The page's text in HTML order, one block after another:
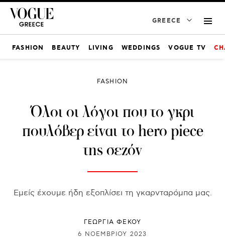
GREECE
FASHION BEAUTY LIVING WEDDINGS VOGUE TV
FASHION
Όλοι οι λόγοι που το γκρι
πουλόβερ είναι το hero piece
της σεζόν
Εμείς έχουμε ήδη εξοπλίσει τη γκαρνταρόμπα μας.
ΓΕΩΡΓΙΑ ΦΕΚΟΥ
6 ΝΟΕΜΒΡΊΟΥ 2023